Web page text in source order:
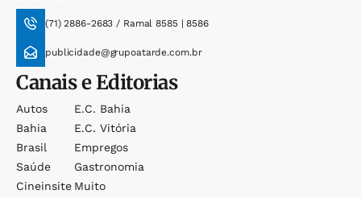
(71) 2886-2683 / Ramal 8585 | 8586
publicidade@grupoatarde.com.br
Canais e Editorias
Autos
Bahia
Brasil
Saúde
Cineinsite
E.c. Bahia
E.c. Vitória
Empregos
Gastronomia
Muito